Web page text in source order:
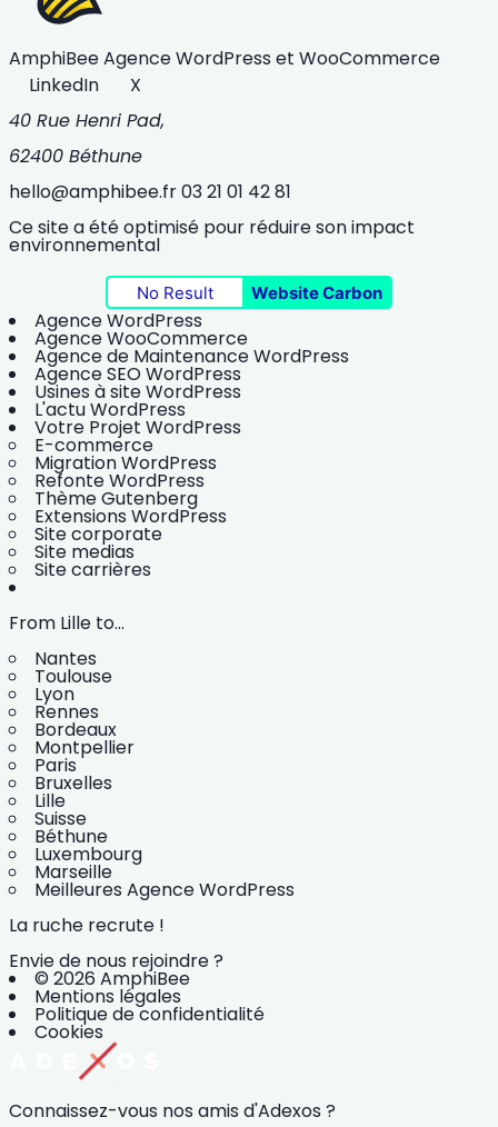
AmphiBeeAgence WordPress et WooCommerce
LinkedIn
X
40 Rue Henri Pad,
62400 Béthune
hello@amphibee.fr03 21 01 42 81
Ce site a été optimisé pour réduire son impact
environnemental
No Result Website Carbon
Agence WordPress
Agence WooCommerce
Agence de Maintenance WordPress
Agence SEO WordPress
Usines à site WordPress
L'actu WordPress
Votre Projet WordPress
E-commerce
Migration WordPress
Refonte WordPress
Thème Gutenberg
Extensions WordPress
Site corporate
Site medias
Site carrières
From Lille to...
Nantes
Toulouse
Lyon
Rennes
Bordeaux
Montpellier
Paris
Bruxelles
Lille
Suisse
Béthune
Luxembourg
Marseille
Meilleures Agence WordPress
La ruche recrute !
Envie de nous rejoindre ?
© 2026 AmphiBee
Mentions légales
Politique de confidentialité
Cookies
Connaissez-vous nos amis d'Adexos ?